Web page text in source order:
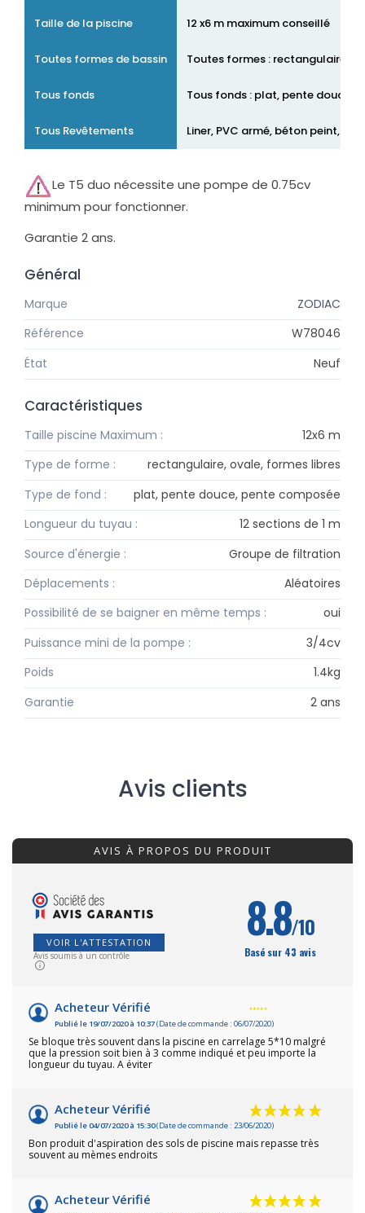
Taille de la piscine 12 x6 m maximum conseillé
Toutes formes de bassin Toutes formes : rectangulaires,
Tous fonds Tous fonds : plat, pente douce,
Tous Revêtements Liner, PVC armé, béton peint,
Le T5 duo nécessite une pompe de 0.75cv
minimum pour fonctionner.
Garantie 2 ans.
Général
Marque
ZODIAC
Référence
W78046
État
Neuf
Caractéristiques
Taille piscine Maximum :
12x6 m
Type de forme :
rectangulaire, ovale, formes libres
Type de fond :
plat, pente douce, pente composée
Longueur du tuyau :
12 sections de 1 m
Source d'énergie :
Groupe de filtration
Déplacements :
Aléatoires
Possibilité de se baigner en même temps :
oui
Puissance mini de la pompe :
3/4cv
Poids
1.4kg
Garantie
2 ans
Avis clients
AVIS À PROPOS DU PRODUIT
VOIR L'ATTESTATION
Avis soumis à un contrôle
8.8/10
Basé sur 43 avis
Acheteur Vérifié
Publié le 19/07/2020 à 10:37(Date de commande : 06/07/2020)
Se bloque très souvent dans la piscine en carrelage 5*10 malgré
que la pression soit bien à 3 comme indiqué et peu importe la
longueur du tuyau. A éviter
Acheteur Vérifié
Publié le 04/07/2020 à 15:30(Date de commande : 23/06/2020)
Bon produit d'aspiration des sols de piscine mais repasse très
souvent au mèmes endroits
Acheteur Vérifié